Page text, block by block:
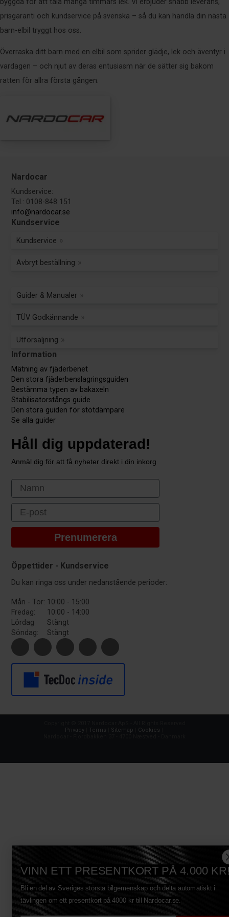
prisgaranti och kundservice på svenska – så du kan handla din nästa
barn-elbil tryggt hos oss.
Överraska ditt barn med en elbil som sprider glädje, lek och äventyr i
vardagen – och njut av deras entusiasm när de sätter sig bakom
ratten för allra första gången.
Nardocar
Kundservice:
Tel.: 0108-848 151
info@nardocar.se
Kundservice
Kundservice
Avbryt beställning
Guider & Manualer
TÜV Godkännande
Utförsäljning
Information
Mätning av fjäderbenet
Den stora fjäderbenslagringsguiden
Bestämma typen av bakaxeln
Stabilisatorstångs guide
Den stora guiden för stötdämpare
Se alla guider
Håll dig uppdaterad!
Anmäl dig för att få nyheter direkt i din inkorg
First Name
Email
Prenumerera
Öppettider - Kundservice
Du kan ringa oss under nedanstående perioder:
Mån - Tor: 10:00 - 15:00
Fredag:
10:00 - 14:00
Lördag
Stängt
Söndag:
Stängt
Privacy| Terms Sitemap Cookies
VINN ETT PRESENTKORT PÅ 4.000
Bli en del av Sveriges största bilgemenskap och delta automatiskt i
tävlingen om ett presentkort på 4000 kr till Nardocar.se.